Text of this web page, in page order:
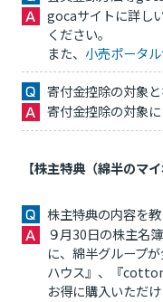
gocaサイトに詳し
ください。
また、 小売ポータ
寄付金控除の対象
寄付金控除の対象に
【株主特典（綿半のマ
株主特典の内容を教
９月30日の株主名
に、綿半グループ
ハウス』、『
お得に購入いただ